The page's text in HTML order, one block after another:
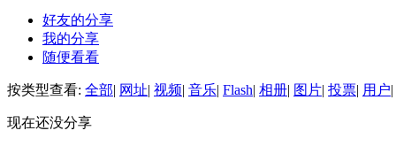
好友的分享
我的分享
随便看看
按类型查看: 全部| 网址| 视频| 音乐| Flash| 相册| 图片| 投票| 用户|
现在还没分享